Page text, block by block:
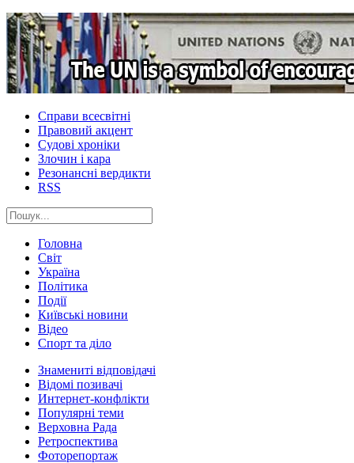
Справи всесвітні
Правовий акцент
Судові хроніки
Злочин і кара
Резонансні вердикти
RSS
Головна
Світ
Україна
Політика
Події
Київські новини
Відео
Спорт та діло
Знамениті відповідачі
Відомі позивачі
Интернет-конфлікти
Популярні теми
Верховна Рада
Ретроспектива
Фоторепортаж